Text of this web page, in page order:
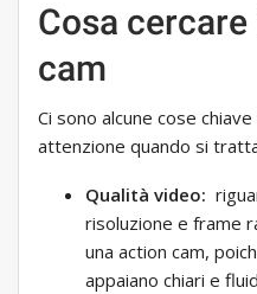
Cosa
cam
Ci sono alcune cose
attenzione quando si
Qualità video:
risoluzione e frame
una action cam,
appaiano chiari e